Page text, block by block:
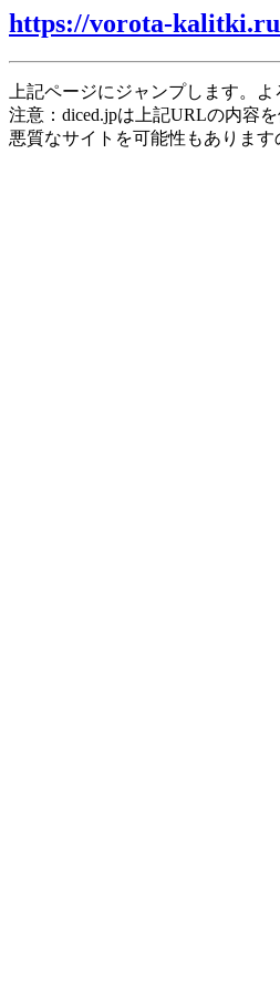
https://vorota-
上記ページにジャンプします。
注意：diced.jpは上記URLの内容を
悪質なサイトを可能性もありま